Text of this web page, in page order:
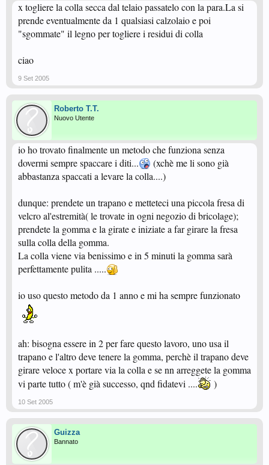
x togliere la colla secca dal telaio passatelo con la para.La si
prende eventualmente da 1 qualsiasi calzolaio e poi
"sgommate" il legno per togliere i residui di colla
ciao
9 Set 2005
Roberto T.T.
Nuovo Utente
io ho trovato finalmente un metodo che funziona senza
dovermi sempre spaccare i diti...
(xchè me li sono già
abbastanza spaccati a levare la colla....)
dunque: prendete un trapano e metteteci una piccola fresa di
velcro al'estremità( le trovate in ogni negozio di bricolage);
prendete la gomma e la girate e iniziate a far girare la fresa
sulla colla della gomma.
La colla viene via benissimo e in 5 minuti la gomma sarà
perfettamente pulita .....
io uso questo metodo da 1 anno e mi ha sempre funzionato
ah: bisogna essere in 2 per fare questo lavoro, uno usa il
trapano e l'altro deve tenere la gomma, perchè il trapano deve
girare veloce x portare via la colla e se nn arreggete la gomma
vi parte tutto ( m'è già successo, qnd fidatevi ....
)
10 Set 2005
Guizza
Bannato